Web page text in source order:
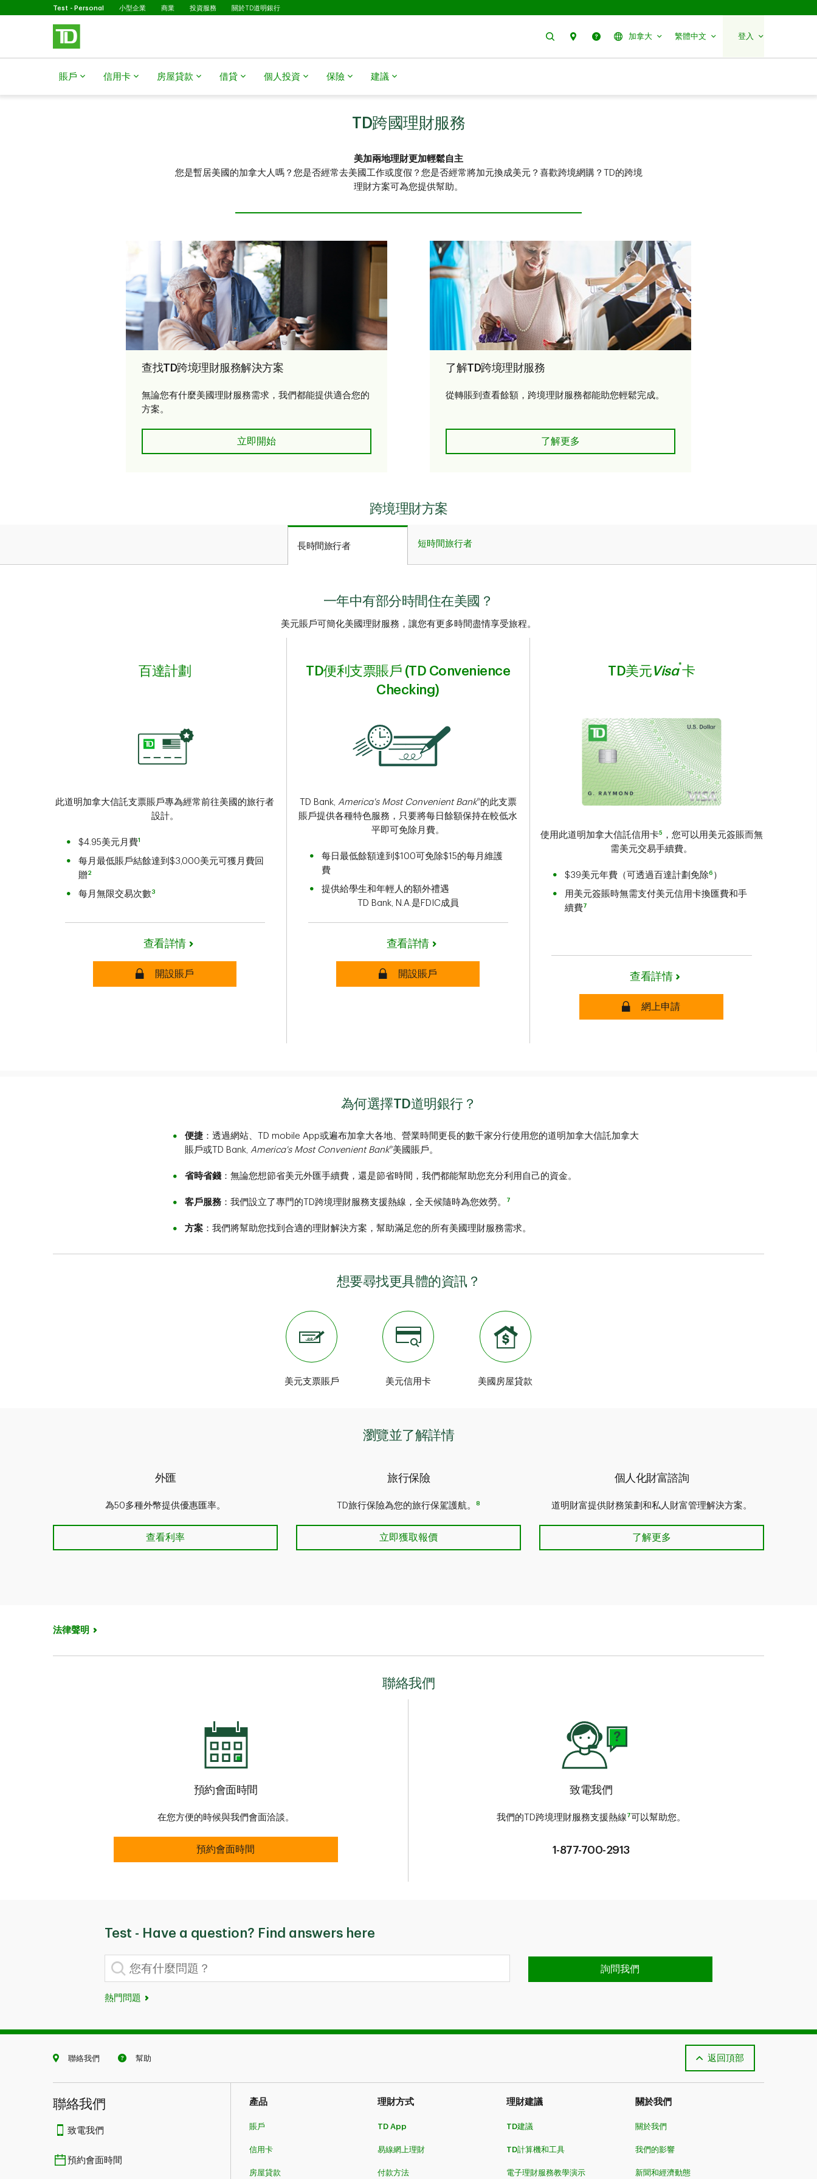
略過進入主要內容Test - Personal 已選擇小型企業 商業 投資服務 關於TD道明銀行
搜尋 聯絡我們幫助 加拿大 繁體中文 登入
賬戶 信用卡 房屋貸款​​​​​​​ 借貸 個人投資 保險 建議
TD跨國理財服務
美加兩地理財更加輕鬆自主
您是暫居美國的加拿大人嗎？您是否經常去美國工作或度假？您是否經常將加元換成美元？喜歡跨境網購？TD的跨境
理財方案可為您提供幫助。
查找TD跨境理財服務解決方案
無論您有什麼美國理財服務需求，我們都能提供適合您的
方案。
查找TD跨境理財服務解決方案
立即開始
了解TD跨境理財服務
從轉賬到查看餘額，跨境理財服務都能助您輕鬆完成。
了解TD跨境理財服務
了解更多
跨境理財方案
長時間旅行者 短時間旅行者
一年中有部分時間住在美國？
美元賬戶可簡化美國理財服務，讓您有更多時間盡情享受旅程。
百達計劃
此道明加拿大信託支票賬戶專為經常前往美國的旅行者
設計。
$4.95美元月費1
每月最低賬戶結餘達到$3,000美元可獲月費回
贈2
每月無限交易次數3
查看詳情
安全 開設賬戶
TD便利支票賬戶 (TD Convenience
Checking)
TD Bank, America's Most Convenient Bank®的此支票
賬戶提供各種特色服務，只要將每日餘額保持在較低水
平即可免除月費。
每日最低餘額達到$100可免除$15的每月維護
費
提供給學生和年輕人的額外禮遇
TD Bank, N.A.是FDIC成員
查看詳情
安全 開設賬戶
TD美元Visa*卡
使用此道明加拿大信託信用卡5
，您可以用美元簽賬而無
需美元交易手續費。
$39美元年費（可透過百達計劃免除6 ）
用美元簽賬時無需支付美元信用卡換匯費和手
續費7
查看詳情
安全網上申請
為何選擇TD道明銀行？
便捷 ：透過網站、TD mobile App或遍布加拿大各地、營業時間更長的數千家分行使用您的道明加拿大信託加拿大
賬戶或TD Bank, America's Most Convenient Bank®美國賬戶。
省時省錢 ：無論您想節省美元外匯手續費，還是節省時間，我們都能幫助您充分利用自己的資金。
客戶服務 ：我們設立了專門的TD跨境理財服務支援熱線，全天候隨時為您效勞。 7
方案 ：我們將幫助您找到合適的理財解決方案，幫助滿足您的所有美國理財服務需求。
想要尋找更具體的資訊？
美元支票賬戶 美元信用卡 美國房屋貸款
瀏覽並了解詳情
外匯
為50多種外幣提供優惠匯率。
外匯
查看利率
旅行保險
TD旅行保險為您的旅行保駕護航。 8
旅行保險
立即獲取報價
個人化財富諮詢
道明財富提供財務策劃和私人財富管理解決方案。
個人化財富諮詢
了解更多
法律聲明
聯絡我們
預約會面時間
在您方便的時候與我們會面洽談。
預約會面時間
預約會面時間
致電我們
我們的TD跨境理財服務支援熱線 7 可以幫助您。
1-877-700-2913
Test - Have a question? Find answers here
您有什麼問題？
詢問我們
熱門問題
聯絡我們 幫助 返回頂部
聯絡我們
致電我們
預約會面時間
產品
賬戶
信用卡
房屋貸款​​​​​​​
理財方式​​​​​​​
TD App
易線網上理財
付款方法
理財建議
TD建議
TD計算機和工具
電子理財服務教學演示
關於我們
關於我們
我們的影響
新聞和經濟動態